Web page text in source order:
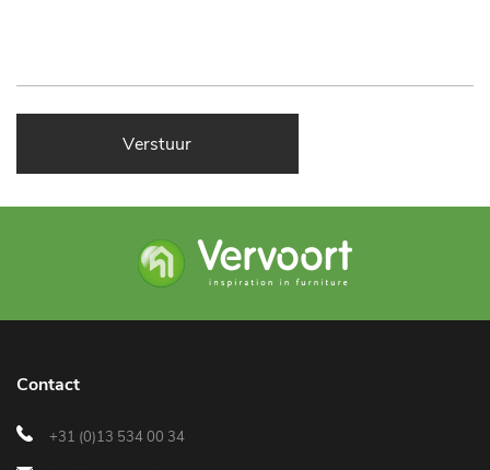
Verstuur
Contact
+31 (0)13 534 00 34